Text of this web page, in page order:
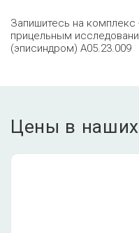
Запишитесь на
прицельным
(эписиндром) A05.23.009
Цены в наших